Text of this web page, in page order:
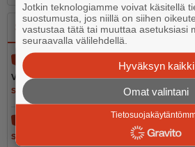
Sano seKerro se kuvin
Pelastustoimen merellinen
val­li­suutta
SANO SE
Vain 37 euron tähden
SANO SE
Jotkin teknologiamme voivat käsitellä
suostumusta, jos niillä on siihen
vastustaa tätä tai muuttaa asetuksiasi
seuraavalla välilehdellä.
Hyväksyn kaikki
Omat valintani